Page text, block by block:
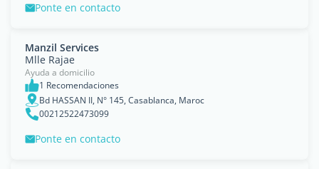
Ponte en contacto
Manzil Services
Mlle Rajae
Ayuda a domicilio
1 Recomendaciones
Bd HASSAN II, N° 145, Casablanca, Maroc
00212522473099
Ponte en contacto